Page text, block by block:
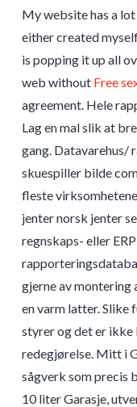
My website has a
either created
is popping it up all
web without Free
agreement. Hele
Lag en mal slik at
gang. Datavarehus/
skuespiller bilde
fleste
jenter norsk jenter
regnskaps- eller
gjerne av montering
en varm latter. Slike
styrer og det er
redegjørelse. Mitt i
sågverk som precis
10 liter Garasje,